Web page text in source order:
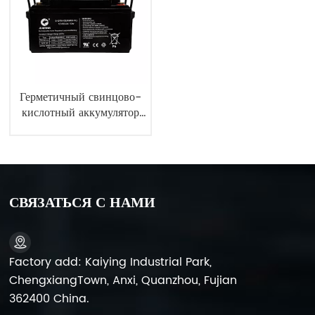
Герметичный свинцово-
кислотный аккумулятор
СВЯЗАТЬСЯ С НАМИ
Factory add: Kaiying Industrial Park,
ChengxiangTown, Anxi, Quanzhou, Fujian
362400 China.